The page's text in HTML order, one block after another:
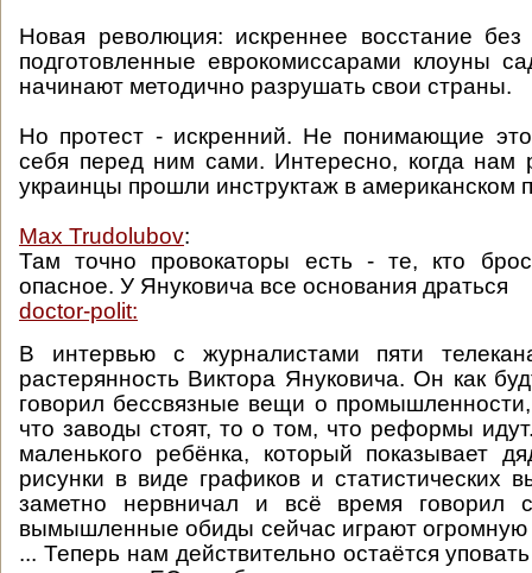
Новая революция: искреннее восстание
подготовленные еврокомиссарами клоуны
начинают методично разрушать свои страны.
Но протест - искренний. Не понимающие
себя перед ним сами. Интересно, когда нам
украинцы прошли инструктаж в американском
Max Trudolubov:
Там точно провокаторы есть - те, кто
опасное. У Януковича все основания драться
doctor-polit:
В интервью с журналистами пяти
растерянность Виктора Януковича. Он как
говорил бессвязные вещи о
что заводы стоят, то о том, что реформы
маленького ребёнка, который показывает
рисунки в виде графиков и статистических
заметно нервничал и всё время говорил
вымышленные обиды сейчас играют огромную
... Теперь нам действительно остаётся